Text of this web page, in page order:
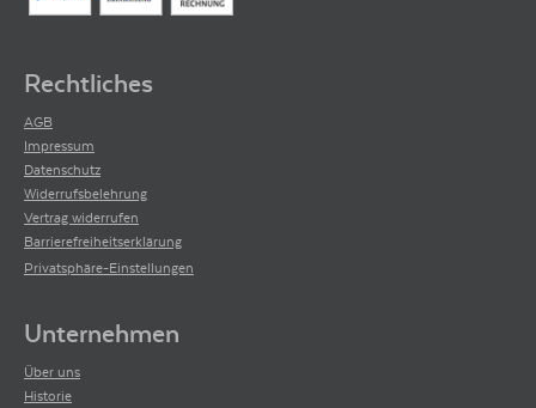
Rechtliches
AGB
Impressum
Datenschutz
Widerrufsbelehrung
Vertrag widerrufen
Barrierefreiheitserklärung
Privatsphäre-Einstellungen
Unternehmen
Über uns
Historie